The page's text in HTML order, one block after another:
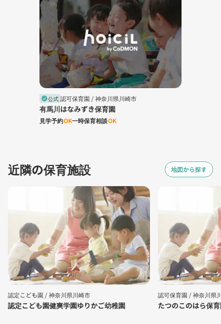
verified公式認可保育園 /神奈川県川崎市
有馬川はなみずき保育園
見学予約OK一時保育相談OK
近隣の保育施設 地図から探す
認定こども園 /神奈川県川崎市
認定こども園健爽学園ゆりかご幼稚園
認可保育園 /神奈川県
たつのこのはら保